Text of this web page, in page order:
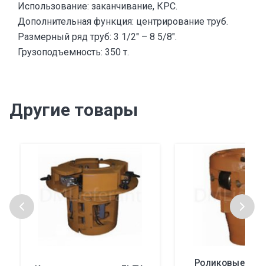
Использование: заканчивание, КРС.
Дополнительная функция: центрирование труб.
Размерный ряд труб: 3 1/2″ – 8 5/8″.
Грузоподъемность: 350 т.
Другие товары
Роликовые